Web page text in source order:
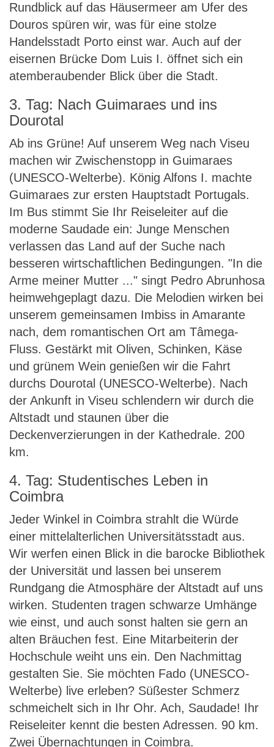
Rundblick auf das Häusermeer am Ufer des
Douros spüren wir, was für eine stolze
Handelsstadt Porto einst war. Auch auf der
eisernen Brücke Dom Luis I. öffnet sich ein
atemberaubender Blick über die Stadt.
3. Tag: Nach Guimaraes und ins
Dourotal
Ab ins Grüne! Auf unserem Weg nach Viseu
machen wir Zwischenstopp in Guimaraes
(UNESCO-Welterbe). König Alfons I. machte
Guimaraes zur ersten Hauptstadt Portugals.
Im Bus stimmt Sie Ihr Reiseleiter auf die
moderne Saudade ein: Junge Menschen
verlassen das Land auf der Suche nach
besseren wirtschaftlichen Bedingungen. "In die
Arme meiner Mutter ..." singt Pedro Abrunhosa
heimwehgeplagt dazu. Die Melodien wirken bei
unserem gemeinsamen Imbiss in Amarante
nach, dem romantischen Ort am Tâmega-
Fluss. Gestärkt mit Oliven, Schinken, Käse
und grünem Wein genießen wir die Fahrt
durchs Dourotal (UNESCO-Welterbe). Nach
der Ankunft in Viseu schlendern wir durch die
Altstadt und staunen über die
Deckenverzierungen in der Kathedrale. 200
km.
4. Tag: Studentisches Leben in
Coimbra
Jeder Winkel in Coimbra strahlt die Würde
einer mittelalterlichen Universitätsstadt aus.
Wir werfen einen Blick in die barocke Bibliothek
der Universität und lassen bei unserem
Rundgang die Atmosphäre der Altstadt auf uns
wirken. Studenten tragen schwarze Umhänge
wie einst, und auch sonst halten sie gern an
alten Bräuchen fest. Eine Mitarbeiterin der
Hochschule weiht uns ein. Den Nachmittag
gestalten Sie. Sie möchten Fado (UNESCO-
Welterbe) live erleben? Süßester Schmerz
schmeichelt sich in Ihr Ohr. Ach, Saudade! Ihr
Reiseleiter kennt die besten Adressen. 90 km.
Zwei Übernachtungen in Coimbra.